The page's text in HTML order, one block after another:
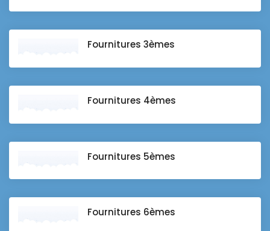
Fournitures 3èmes
Fournitures 4èmes
Fournitures 5èmes
Fournitures 6èmes